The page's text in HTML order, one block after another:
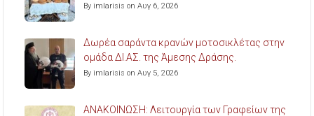
By imlarisis on Αυγ 6, 2026
Δωρέα σαράντα κρανών μοτοσικλέτας στην
ομάδα ΔΙ.ΑΣ. της Άμεσης Δράσης.
By imlarisis on Αυγ 5, 2026
ΑΝΑΚΟΙΝΩΣΗ: Λειτουργία των Γραφείων της